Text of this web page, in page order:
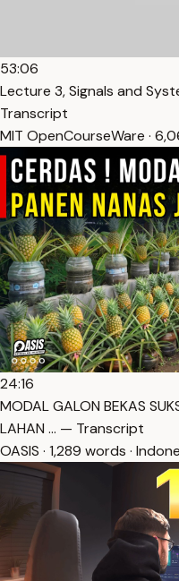
53:06
Lecture 3, Signals and
Transcript
MIT OpenCourseWare ·
24:16
MODAL GALON BEKAS
LAHAN … — Transcript
OASIS · 1,289 words ·